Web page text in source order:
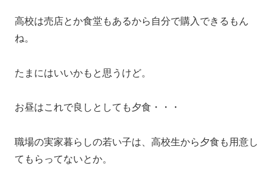
高校は売店とか食堂もあるから自分で購入できるもん
ね。
たまにはいいかもと思うけど。
お昼はこれで良しとしても夕食・・・
職場の実家暮らしの若い子は、高校生から夕食も用意し
てもらってないとか。